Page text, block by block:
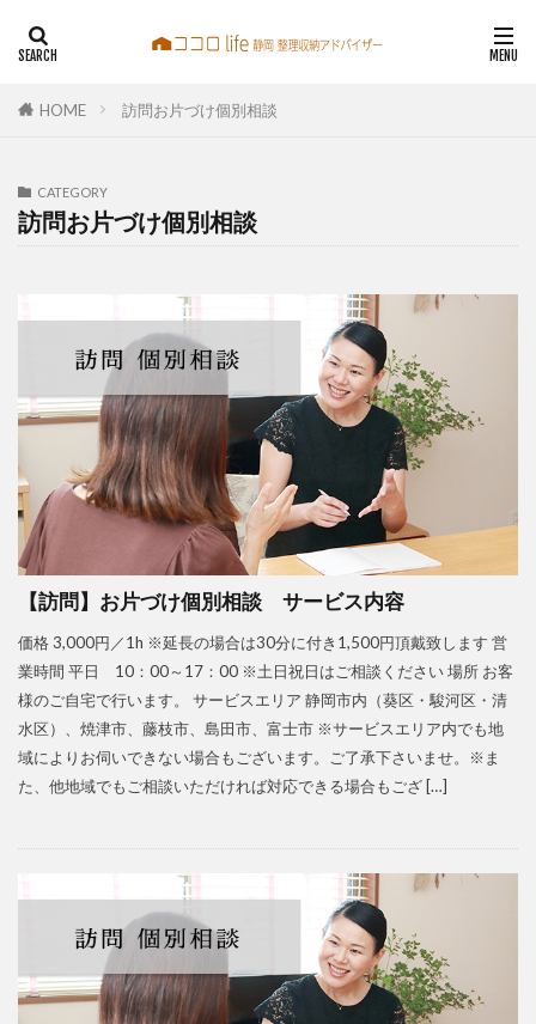
HOME 訪問お片づけ個別相談
CATEGORY
訪問お片づけ個別相談
【訪問】お片づけ個別相談 サービス内容
価格 3,000円／1h ※延長の場合は30分に付き1,500円頂戴致します 営
業時間 平日 10：00～17：00 ※土日祝日はご相談ください 場所 お客
様のご自宅で行います。 サービスエリア 静岡市内（葵区・駿河区・清
水区）、焼津市、藤枝市、島田市、富士市 ※サービスエリア内でも地
域によりお伺いできない場合もございます。ご了承下さいませ。※ま
た、他地域でもご相談いただければ対応できる場合もござ […]
鷲巣心